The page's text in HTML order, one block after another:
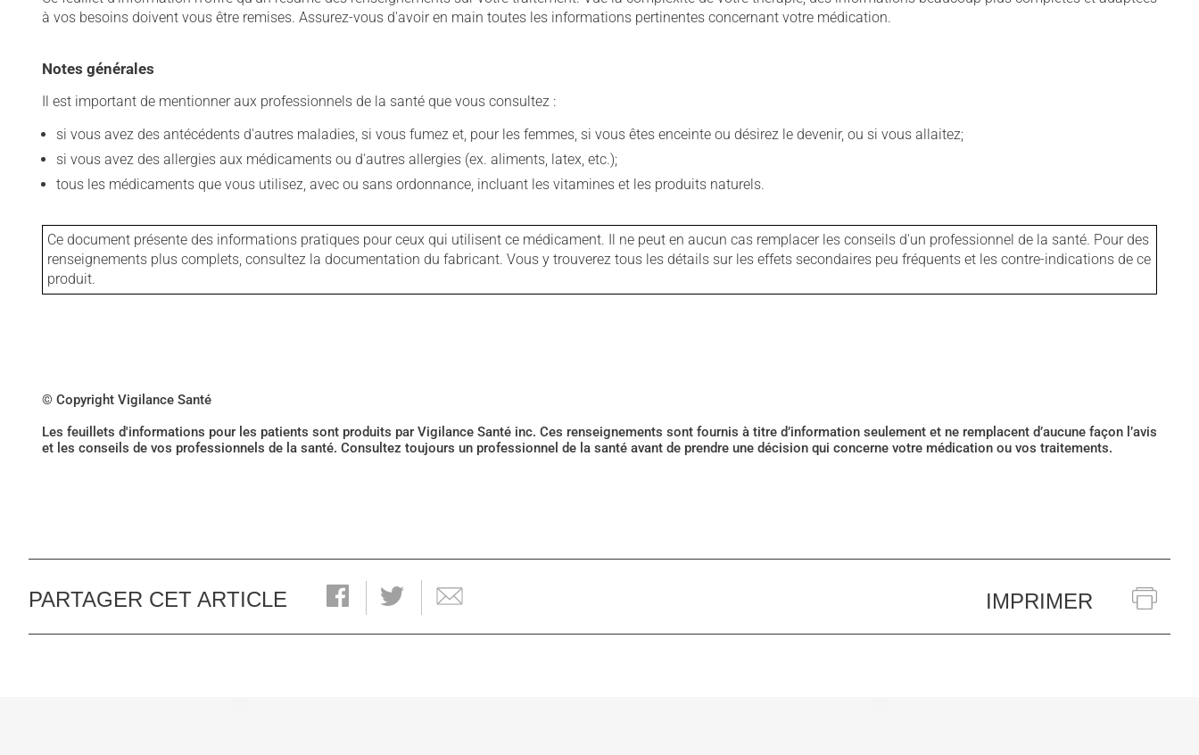
à vos besoins doivent vous être remises. Assurez-vous d'avoir en main toutes les informations pertinentes concernant votre médication.
Notes générales
Il est important de mentionner aux professionnels de la santé que vous consultez :
si vous avez des antécédents d'autres maladies, si vous fumez et, pour les femmes, si vous êtes enceinte ou désirez le devenir, ou si vous allaitez;
si vous avez des allergies aux médicaments ou d'autres allergies (ex. aliments, latex, etc.);
tous les médicaments que vous utilisez, avec ou sans ordonnance, incluant les vitamines et les produits naturels.
Ce document présente des informations pratiques pour ceux qui utilisent ce médicament. Il ne peut en aucun cas remplacer les conseils d'un professionnel de la santé. Pour des
renseignements plus complets, consultez la documentation du fabricant. Vous y trouverez tous les détails sur les effets secondaires peu fréquents et les contre-indications de ce
produit.
© Copyright Vigilance Santé
Les feuillets d'informations pour les patients sont produits par Vigilance Santé inc. Ces renseignements sont fournis à titre d’information seulement et ne remplacent d’aucune façon l’avis
et les conseils de vos professionnels de la santé. Consultez toujours un professionnel de la santé avant de prendre une décision qui concerne votre médication ou vos traitements.
PARTAGER CET ARTICLE IMPRIMER